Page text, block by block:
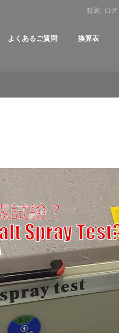
歓迎, ロ
よくあるご質問 換算表